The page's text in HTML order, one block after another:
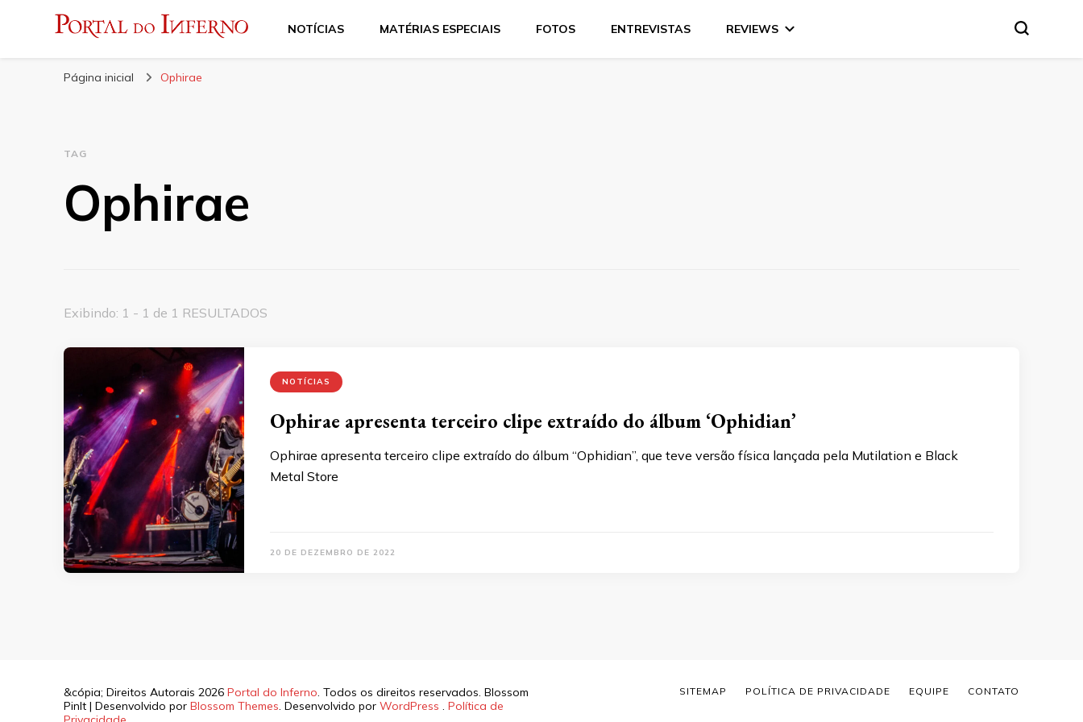
Portal do Inferno
NOTÍCIAS MATÉRIAS ESPECIAIS FOTOS ENTREVISTAS REVIEWS
Página inicial Ophirae
TAG
Ophirae
Exibindo: 1 - 1 de 1 RESULTADOS
NOTÍCIAS
Ophirae apresenta terceiro clipe extraído do álbum ‘Ophidian’
Ophirae apresenta terceiro clipe extraído do álbum “Ophidian”, que teve versão física lançada pela Mutilation e Black
Metal Store
20 DE DEZEMBRO DE 2022
&cópia; Direitos Autorais 2026 Portal do Inferno. Todos os direitos reservados. Blossom
PinIt | Desenvolvido por Blossom Themes. Desenvolvido por WordPress . Política de
SITEMAP POLÍTICA DE PRIVACIDADE EQUIPE CONTATO